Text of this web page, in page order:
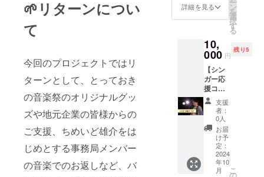
🌱リターンについ
て
今回のプロジェクトではリ
ターンとして、とっておき
の音楽祭のオリジナルグッ
ズや地元企業の皆様からの
ご支援、ちめいど雄介をは
じめとする事務局メンバー
の音楽でのお返しなど、バ
してく
れまし
た。 素
い音楽
は、年
齢や性
別、障
害を持
つ持た
ないに
関わら
ず、
様々な
垣根を
越え等
しく人
の心に
届くも
いただ
きまし
た！ 当
晴らし
い音楽
をこの
バッグ
に詰め
込んで
幸せな
気持ち
になっ
て帰っ
てもら
えるよ
うな、
そんな
ライブ
書きく
ださ
ご記入
頂いた
メール
にてご
案内致
しま
す。 必
ず受け
取れる
メール
アドレ
スをご
記入く
ださ
トとの
ライブ
をはじ
め、 サ
ウンド
プロ
デュー
ス・ア
レン
ジ・楽
曲提供
も行う
変わり
種。 ex.
高木ま
ひこと
会所
（自然
災害、
ス
ク）、
住家被
害認定
士２
級、神
戸市救
急イン
ストラ
クター
（応急
弟で使
譲られ
る、数
年後に
使う、
そんな
タイミ
ングで
おすす
めで
す。 こ
のケン
ハモク
リーニ
ングは
を提供
しま
す。
の説
明） ・
数量：1
点 ・サ
イズ：1
サイズ
・カ
ラー: ピ
ンク、
ブ
ルー、
グリー
カラー
をご選
詳細を見る ン
を
選
択
す
る
10,
000 円
残り5
【シン
ガー応
援コー
ス】 出
演され
るシン
ガー
や、事
務局メ
ンバー
ミュー
ジシャ
支援
者：
0人
お届
け予
定：
2024
年10
月
こ
の